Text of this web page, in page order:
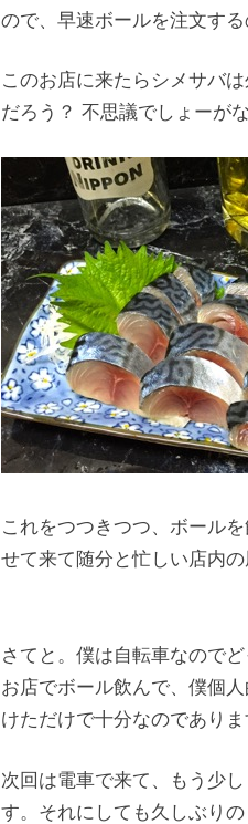
ので、早速ボールを注文する
このお店に来たらシメサバ
だろう？ 不思議でしょーがな
これをつつきつつ、ボール
せて来て随分と忙しい店内の
さてと。僕は自転車なので
お店でボール飲んで、僕個
けただけで十分なのでありま
次回は電車で来て、もう少
す。それにしても久しぶり